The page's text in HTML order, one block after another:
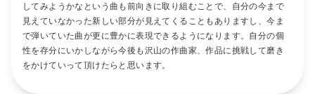
してみようかなという曲も前向きに取り組むことで、自分の今まで
見えていなかった新しい部分が見えてくることもありますし、今ま
で弾いていた曲が更に豊かに表現できるようになります。自分の個
性を存分にいかしながら今後も沢山の作曲家、作品に挑戦して磨き
をかけていって頂けたらと思います。